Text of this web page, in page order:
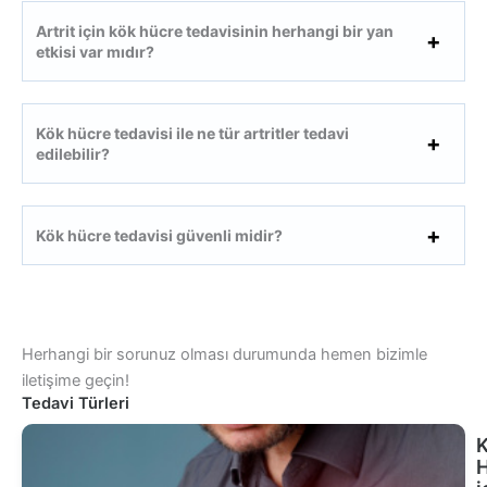
Artrit için kök hücre tedavisinin herhangi bir yan
etkisi var mıdır?
Kök hücre tedavisi ile ne tür artritler tedavi
edilebilir?
Kök hücre tedavisi güvenli midir?
Herhangi bir sorunuz olması durumunda hemen bizimle
iletişime geçin!
Tedavi Türleri